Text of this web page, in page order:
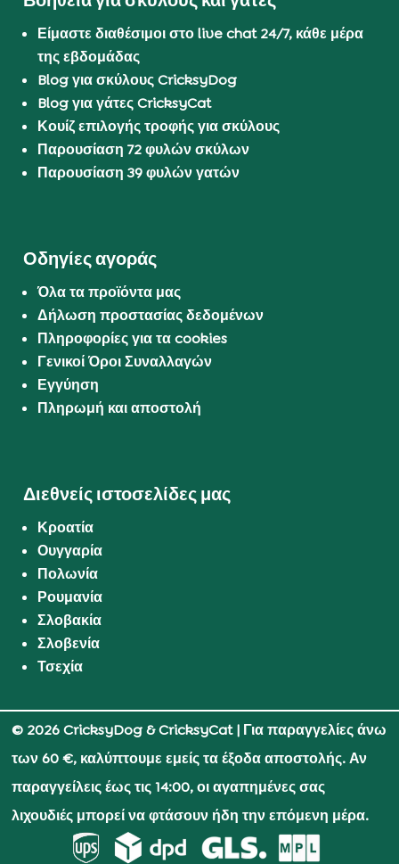
Είμαστε διαθέσιμοι στο live chat 24/7, κάθε μέρα
της εβδομάδας
Blog για σκύλους CricksyDog
Blog για γάτες CricksyCat
Κουίζ επιλογής τροφής για σκύλους
Παρουσίαση 72 φυλών σκύλων
Παρουσίαση 39 φυλών γατών
Οδηγίες αγοράς
Όλα τα προϊόντα μας
Δήλωση προστασίας δεδομένων
Πληροφορίες για τα cookies
Γενικοί Όροι Συναλλαγών
Εγγύηση
Πληρωμή και αποστολή
Διεθνείς ιστοσελίδες μας
Κροατία
Ουγγαρία
Πολωνία
Ρουμανία
Σλοβακία
Σλοβενία
Τσεχία
© 2026 CricksyDog & CricksyCat| Για παραγγελίες άνω
των 60 €, καλύπτουμε εμείς τα έξοδα αποστολής. Αν
παραγγείλεις έως τις 14:00, οι αγαπημένες σας
λιχουδιές μπορεί να φτάσουν ήδη την επόμενη μέρα.